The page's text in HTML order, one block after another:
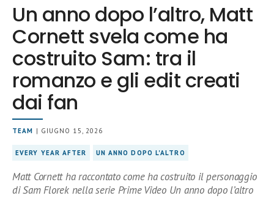
Un anno dopo l’altro, Matt
Cornett svela come ha
costruito Sam: tra il
romanzo e gli edit creati
dai fan
TEAM | GIUGNO 15, 2026
EVERY YEAR AFTER UN ANNO DOPO L'ALTRO
Matt Cornett ha raccontato come ha costruito il personaggio
di Sam Florek nella serie Prime Video Un anno dopo l’altro